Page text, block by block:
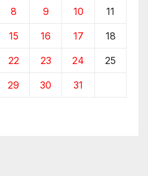
8 9 10 11
15 16 17 18
22 23 24 25
29 30 31